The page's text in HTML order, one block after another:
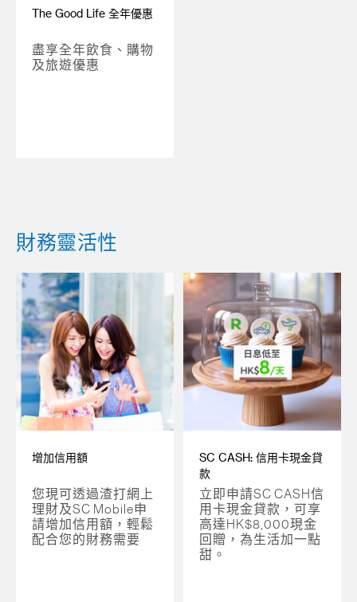
The Good Life 全年優惠
盡享全年飲食、購物
及旅遊優惠
財務靈活性
增加信用額
您現可透過渣打網上
理財及SC Mobile申
請增加信用額，輕鬆
配合您的財務需要
SC CASH: 信用卡現金貸
款
立即申請SC CASH信
用卡現金貸款，可享
高達HK$8,000現金
回贈，為生活加一點
甜。